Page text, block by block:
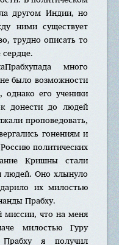
другом Индии, но
ними существует
трудно описать то
много
было возможности
однако его ученики
донести до людей
проповедовать,
гонениям и
политических
Кришны стали
людей. Оно хлынуло
их милостью
Прабху.
миссии, что на меня
милостью Гуру
я получил